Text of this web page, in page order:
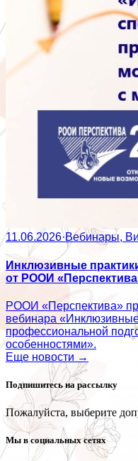
11.06.2026·Вебинары,
Инклюзивные
от РООИ
РООИ «Перспектива»
вебинара
профессиональной
особенностями».
Еще новости →
Подпишитесь на рассылку
Пожалуйста, выберите
Мы в социальных сетях